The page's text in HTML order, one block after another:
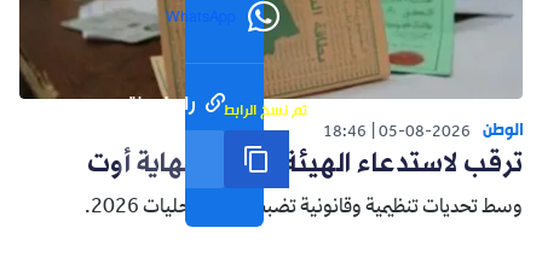
WhatsApp
رابط مختصر تم نسخ الرابط
الوطن 05-08-2026
18:46
ترقب لاستدعاء الهيئة الناخبة نهاية أوت
وسط تحديات تنظيمية وقانونية تضبط سباق محليات 2026.